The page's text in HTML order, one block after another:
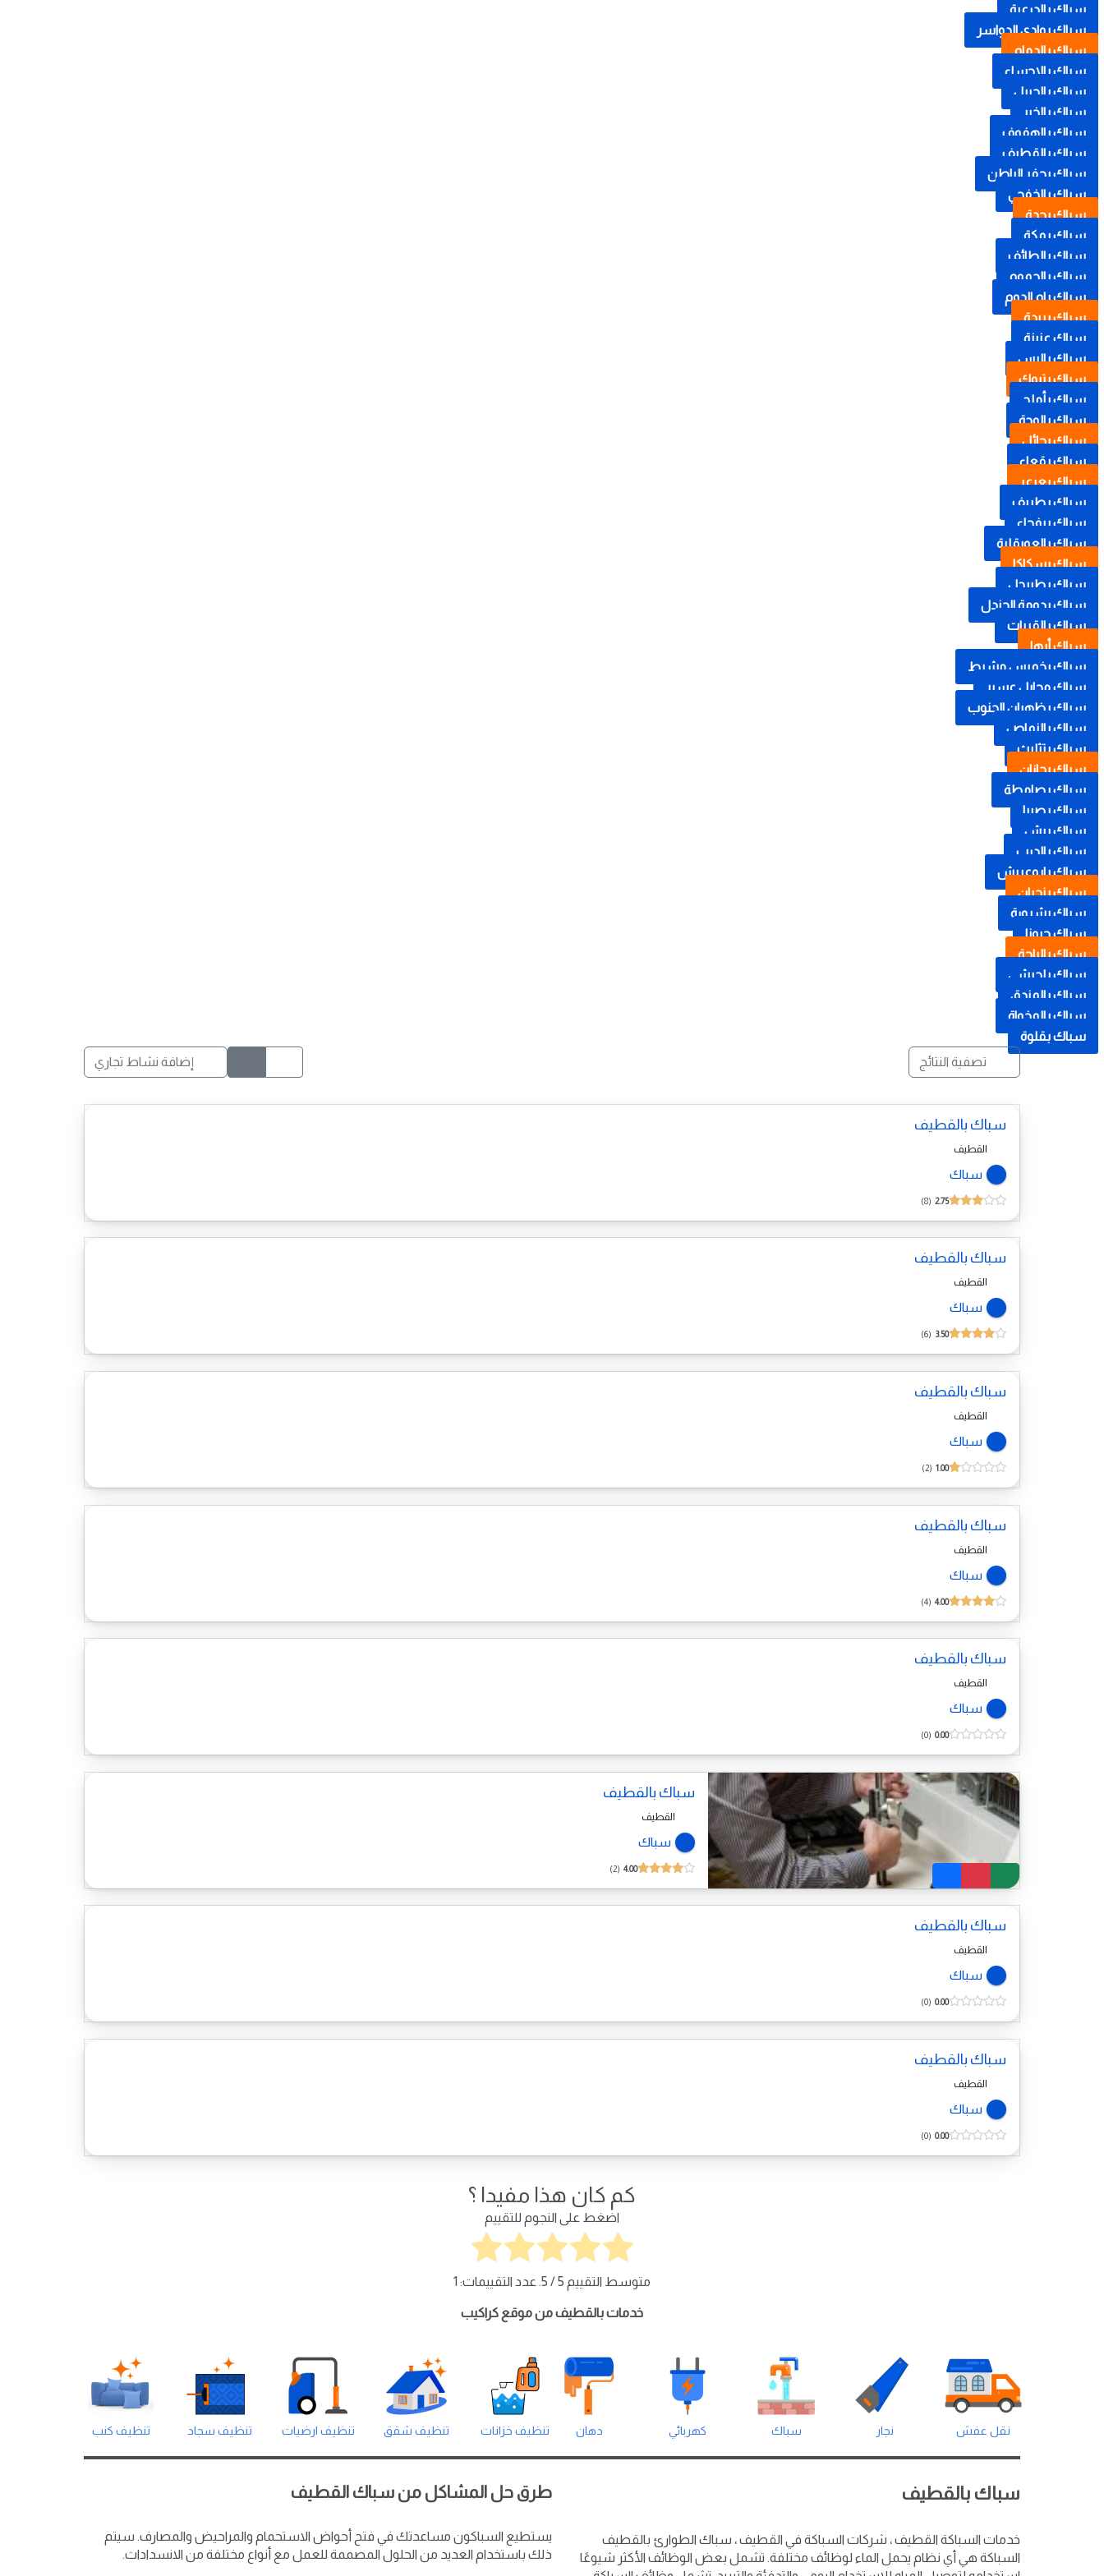
سباك بالدرعية
سباك بوادي الدواسر
سباك بالدمام
سباك بالاحساء
سباك بالجبيل
سباك بالخبر
سباك بالهفوف
سباك بالقطيف
سباك بحفر الباطن
سباك بالخفجي
سباك بجدة
سباك بمكة
سباك بالطائف
سباك بالجموم
سباك بام الدوم
سباك بريدة
سباك عنيزة
سباك بالرس
سباك بتبوك
سباك بأملج
سباك بالوجة
سباك بحائل
سباك بقعاء
سباك بعرعر
سباك بطريف
سباك برفحاء
سباك بالعويقلية
سباك بسكاكا
سباك بطبرجل
سباك بدومة الجندل
سباك بالقريات
سباك أبها
سباك بخميس مشيط
سباك محايل عسير
سباك بظهران الجنوب
سباك بالنماص
سباك بتثليث
سباك بجازان
سباك بصامطة
سباك بصبيا
سباك بيش
سباك بالدرب
سباك بابوعريش
سباك بنجران
سباك بشرورة
سباك حبونا
سباك بالباحة
سباك بلجرشي
سباك بالمندق
سباك بالمخواة
سباك بقلوة
تصفية النتائج
إضافة نشاط تجاري
سباك بالقطيف
القطيف
سباك
2.75
8
سباك بالقطيف
القطيف
سباك
3.50
6
سباك بالقطيف
القطيف
سباك
1.00
2
سباك بالقطيف
القطيف
سباك
4.00
4
سباك بالقطيف
القطيف
سباك
0.00
0
سباك بالقطيف
القطيف
سباك
4.00
2
سباك بالقطيف
القطيف
سباك
0.00
0
سباك بالقطيف
القطيف
سباك
0.00
0
كم كان هذا مفيدا ؟
اضغط على النجوم للتقييم
متوسط التقييم 5/ 5. عدد التقييمات: 1
خدمات بالقطيف من موقع كراكيب
نقل عفش نجار سباك كهربائي دهان تنظيف خزانات تنظيف شقق تنظيف ارضيات تنظيف سجاد تنظيف كنب
سباك بالقطيف
خدمات السباكة القطيف ، شركات السباكة في القطيف ، سباك الطوارئ بالقطيف
السباكة هي أي نظام يحمل الماء لوظائف مختلفة. تشمل بعض الوظائف الأكثر شيوعًا
طرق حل المشاكل من سباك القطيف
يستطيع السباكون مساعدتك في فتح أحواض الاستحمام والمراحيض والمصارف. سيتم
ذلك باستخدام العديد من الحلول المصممة للعمل مع أنواع مختلفة من الانسدادات.